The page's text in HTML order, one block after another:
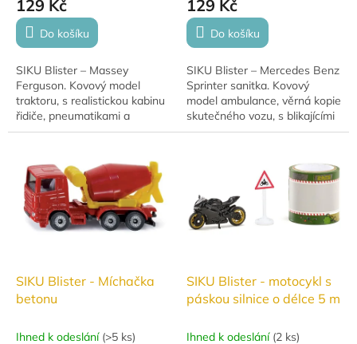
129 Kč
Do košíku
SIKU Blister – Massey
Ferguson. Kovový model
traktoru, s realistickou kabinu
řidiče, pneumatikami a
detailním zpracováním.
129 Kč
Do košíku
SIKU Blister – Mercedes Benz
Sprinter sanitka. Kovový
model ambulance, věrná kopie
skutečného vozu, s blikajícími
světly a signalizační
SIKU Blister - Míchačka
betonu
Ihned k odeslání (>5 ks)
SIKU Blister - motocykl s
páskou silnice o délce 5 m
Ihned k odeslání (2 ks)